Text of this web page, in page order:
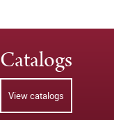
Catalogs
View catalogs